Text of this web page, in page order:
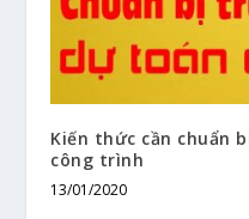
Kiến thức cần chuẩn
công trình
13/01/2020